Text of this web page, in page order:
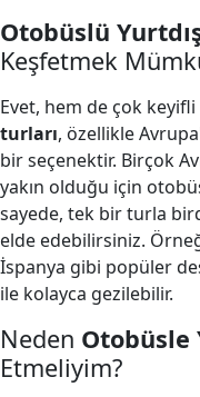
Otobüslü
Keşfetmek
Evet, hem de çok
turları, özellikle
bir seçenektir. Birçok
yakın olduğu için
sayede, tek bir turla
elde edebilirsiniz.
İspanya gibi popüler
ile kolayca gezilebilir.
Neden Otobüsle
Etmeliyim?